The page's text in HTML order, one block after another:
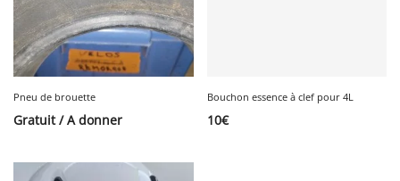
Pneu de brouette
Gratuit / A donner
Bouchon essence à clef pour 4L
10€